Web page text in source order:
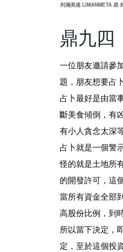
利滿美達 LIMANMETA 易
鼎九四
一位朋友邀請參
題，朋友想要占
占卜最好是由當
斷美食傾倒，有
有小人貪念太深
占卜就是一個警
怪的就是土地所
的開發許可，這
當所有資金全部
高股份比例，到
所以當下決定，
定，至於這個投